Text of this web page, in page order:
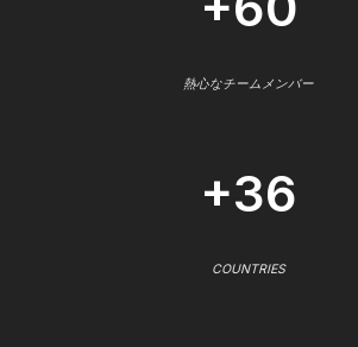
熱心なチームメンバー
+36
COUNTRIES